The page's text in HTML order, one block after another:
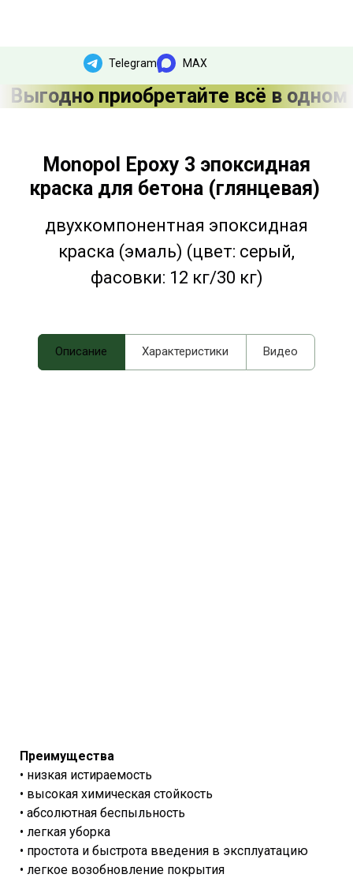
Telegram MAX
Выгодно приобретайте всё в
Monopol Epoxy 3 эпоксидная
краска для бетона (глянцевая)
двухкомпонентная эпоксидная
краска (эмаль) (цвет: серый,
фасовки: 12 кг/30 кг)
Описание Характеристики Видео
Преимущества
• низкая истираемость
• высокая химическая стойкость
• абсолютная беспыльность
• легкая уборка
• простота и быстрота введения в эксплуатацию
• легкое возобновление покрытия